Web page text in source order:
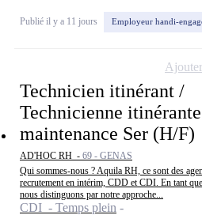
Publié il y a 11 jours Employeur handi-
Technicien itinérant /
Technicienne
maintenance Ser (H/F)
AD'HOC RH - 69 - GENAS
Qui sommes-nous ? Aquila RH, ce sont des
recrutement en intérim, CDD et CDI. En tant
nous distinguons par notre approche...
CDI - Temps plein